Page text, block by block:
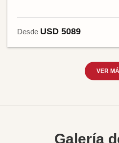
Desde USD 5089
VER
Galería